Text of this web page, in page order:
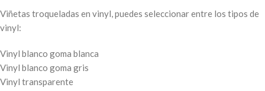
Viñetas troqueladas en vinyl, puedes seleccionar entre los tipos de
vinyl:
Vinyl blanco goma blanca
Vinyl blanco goma gris
Vinyl transparente